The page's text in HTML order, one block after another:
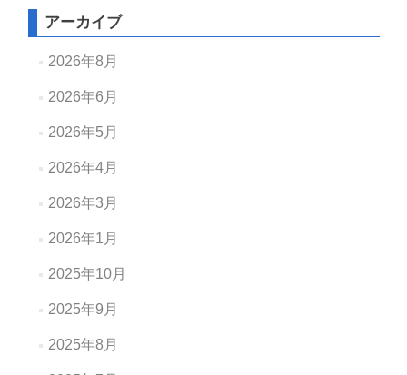
アーカイブ
2026年8月
2026年6月
2026年5月
2026年4月
2026年3月
2026年1月
2025年10月
2025年9月
2025年8月